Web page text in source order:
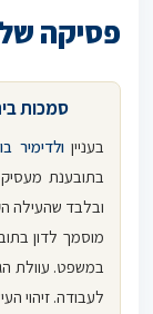
פסיקה
סמכות
בענייןולדימיר
בתובענת
ובלבד שהעילה
מוסמך לדון
במשפט. עוולת
לעבודה. זיהוי